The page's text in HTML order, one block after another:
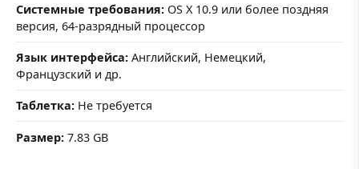
Системные требования: OS X 10.9 или более поздняя
версия, 64-разрядный процессор
Язык интерфейса: Английский, Немецкий,
Французский и др.
Таблетка: Не требуется
Размер: 7.83 GB